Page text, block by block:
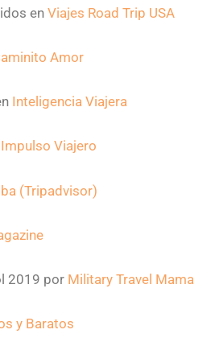
en Viajes Road Trip USA
Amor
Inteligencia Viajera
Impulso Viajero
(Tripadvisor)
2019 por Military Travel Mama
y Baratos